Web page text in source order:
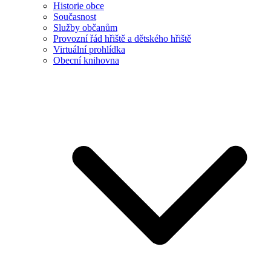
Historie obce
Současnost
Služby občanům
Provozní řád hřiště a dětského hřiště
Virtuální prohlídka
Obecní knihovna